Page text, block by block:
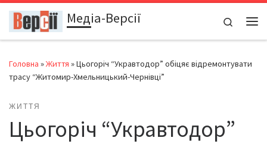
Перейти до вмістуМедіа-Версії
Search
Головна »Життя »Цьогоріч “Укравтодор” обіцяє відремонтувати
трасу “Житомир-Хмельницький-Чернівці”
ЖИТТЯ
Цьогоріч “Укравтодор”